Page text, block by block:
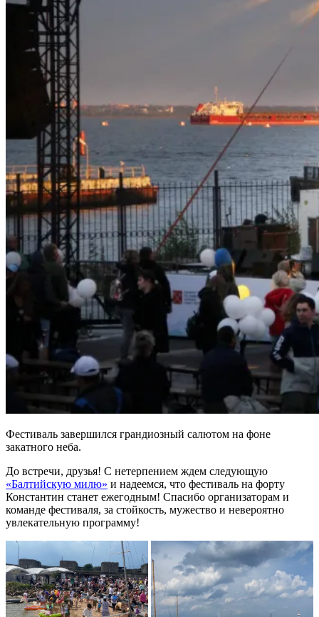
Фестиваль завершился грандиозный салютом на фоне
закатного неба.
До встречи, друзья! С нетерпением ждем следующую
«Балтийскую милю» и надеемся, что фестиваль на форту
Константин станет ежегодным! Спасибо организаторам и
команде фестиваля, за стойкость, мужество и невероятно
увлекательную программу!